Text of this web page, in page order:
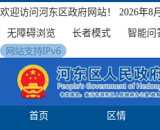
欢迎访问河东区政府网站！
2026年8
无障碍浏览
长者模式 智能问
首页 区情